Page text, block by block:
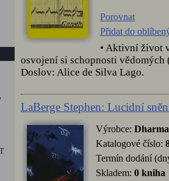
Porovnat
Přidat do
• Aktivní život
osvojení si schopnosti
Doslov: Alice de Silva Lago.
LaBerge Stephen: Lucidní
Výrobce:
Katalogové číslo:
Termín dodání
Skladem: 0 kniha